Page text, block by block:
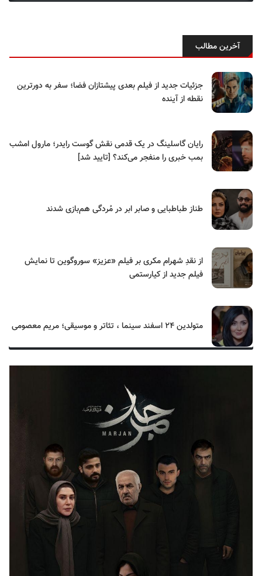
آخرین مطالب
جزئیات جدید از فیلم بعدی پیشتازان فضا؛ سفر به دورترین
نقطه از آینده
رایان گاسلینگ در یک قدمی نقش گوست رایدر؛ مارول امشب
بمب خبری را منفجر می‌کند؟ [تایید شد]
طناز طباطبایی و صابر ابر در مُردگی هم‌بازی شدند
از نقدِ شهرام مکری بر فیلم «عزیز» سوروگوین تا نمایش
فیلم جدید از کیارستمی
متولدین ۲۴ اسفند سینما ، تئاتر و موسیقی؛ مریم معصومی